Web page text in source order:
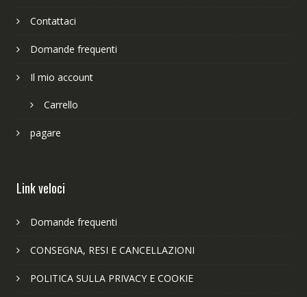
Contattaci
Domande frequenti
Il mio account
Carrello
pagare
Link veloci
Domande frequenti
CONSEGNA, RESI E CANCELLAZIONI
POLITICA SULLA PRIVACY E COOKIE